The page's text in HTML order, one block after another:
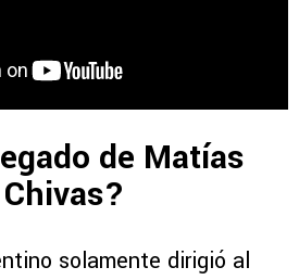
de Matías
solamente dirigió al